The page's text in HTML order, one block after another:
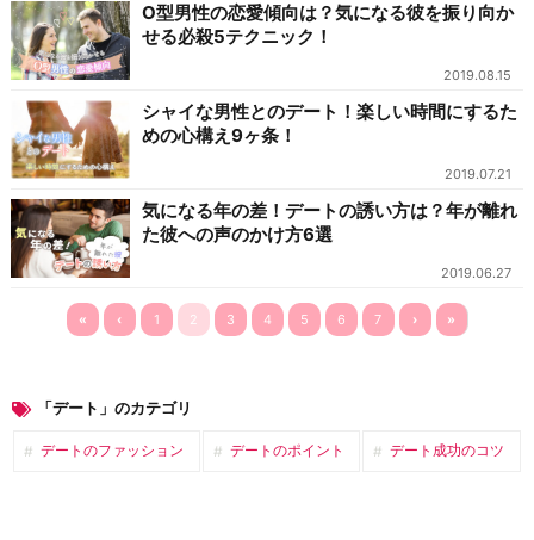
O型男性の恋愛傾向は？気になる彼を振り向か
せる必殺5テクニック！
2019.08.15
シャイな男性とのデート！楽しい時間にするた
めの心構え9ヶ条！
2019.07.21
気になる年の差！デートの誘い方は？年が離れ
た彼への声のかけ方6選
2019.06.27
« ‹ 1 2 3 4 5 6 7 › »
「デート」のカテゴリ
デートのファッション デートのポイント デート成功のコツ